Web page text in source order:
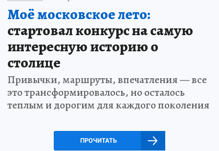
Моё московское лето:
стартовал конкурс на самую
интересную историю о
столице
Привычки, маршруты, впечатления — все
это трансформировалось, но осталось
теплым и дорогим для каждого поколения
ПРОЧИТАТЬ